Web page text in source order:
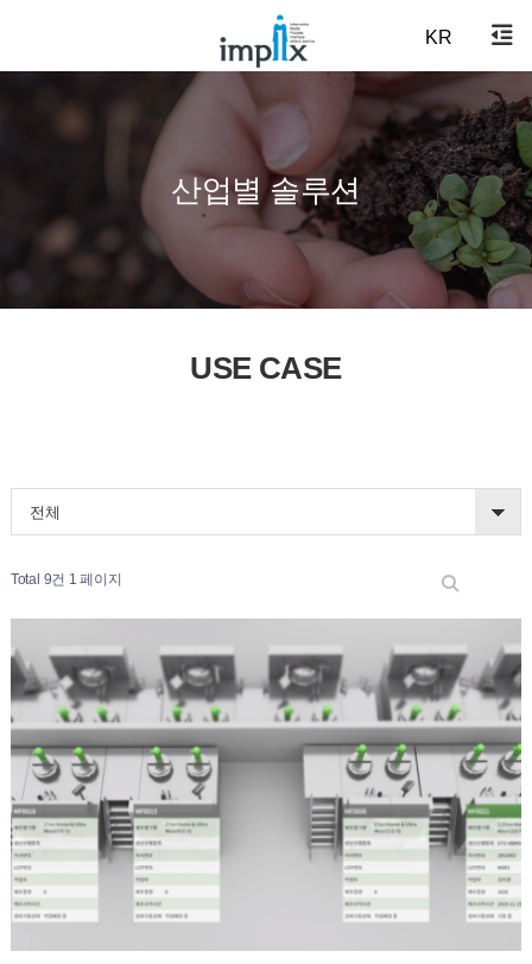
KR
산업별 솔루션
USE CASE
전체
Total 9건 1 페이지